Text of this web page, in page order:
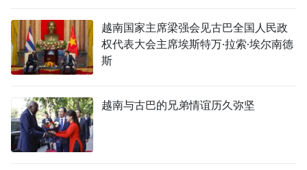
越南国家主席梁强会见古巴全国人民政
权代表大会主席埃斯特万·拉索·埃尔南德
斯
越南与古巴的兄弟情谊历久弥坚